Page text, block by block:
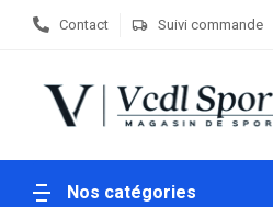
Contact Suivi commande
Nos catégories